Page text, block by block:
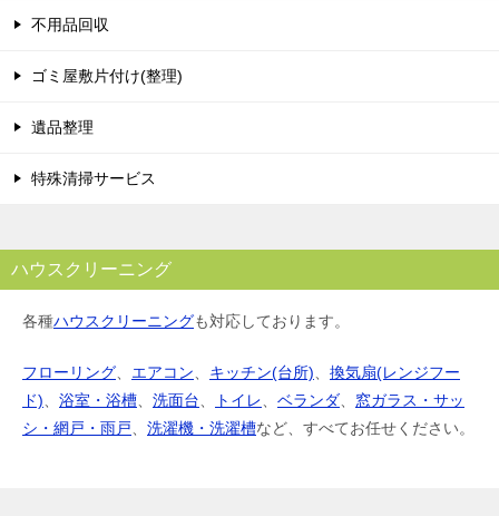
不用品回収
ゴミ屋敷片付け(整理)
遺品整理
特殊清掃サービス
ハウスクリーニング
各種ハウスクリーニングも対応しております。
フローリング、 エアコン、 キッチン(台所)、 換気扇(レンジフー
ド)、 浴室・浴槽、 洗面台、 トイレ、 ベランダ、 窓ガラス・サッ
シ・網戸・雨戸、 洗濯機・洗濯槽など、すべてお任せください。